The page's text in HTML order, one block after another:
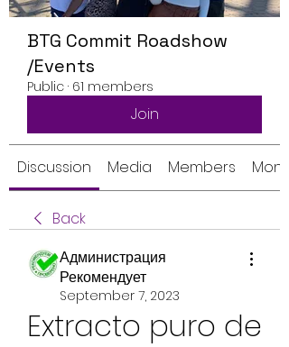
BTG Commit Roadshow
/Events
Public · 61 members
Join
Discussion Media Members
Back
Администрация
Рекомендует
September 7, 2023
Extracto puro de